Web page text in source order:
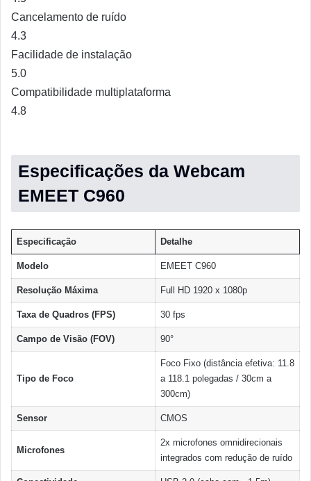
Cancelamento de ruído
4.3
Facilidade de instalação
5.0
Compatibilidade multiplataforma
4.8
Especificações da Webcam
EMEET C960
Especificação Detalhe
Modelo EMEET C960
Resolução Máxima Full HD 1920 x 1080p
Taxa de Quadros (FPS) 30 fps
Campo de Visão (FOV) 90°
Tipo de Foco
Foco Fixo (distância efetiva: 11.8
a 118.1 polegadas / 30cm a
300cm)
Sensor CMOS
Microfones
2x microfones omnidirecionais
integrados com redução de ruído